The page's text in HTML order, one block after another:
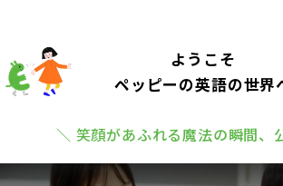
ようこそ
ペッピーの英語の世界
＼ 笑顔があふれる魔法の瞬間